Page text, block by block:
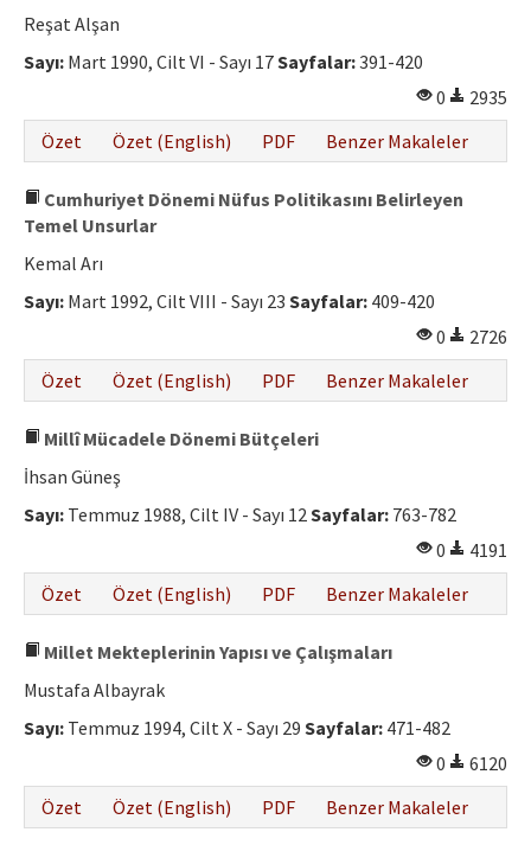
Reşat Alşan
Sayı: Mart 1990, Cilt VI - Sayı 17Sayfalar:391-420
0
2935
Özet
Özet (English) PDF Benzer Makaleler
Cumhuriyet Dönemi Nüfus Politikasını Belirleyen
Temel Unsurlar
Kemal Arı
Sayı: Mart 1992, Cilt VIII - Sayı 23 Sayfalar: 409-420
0
2726
Özet
Özet (English) PDF Benzer Makaleler
Millî Mücadele Dönemi Bütçeleri
İhsan Güneş
Sayı: Temmuz 1988, Cilt IV - Sayı 12Sayfalar: 763-782
0
4191
Özet
Özet (English) PDF Benzer Makaleler
Millet Mekteplerinin Yapısı ve Çalışmaları
Mustafa Albayrak
Sayı: Temmuz 1994, Cilt X - Sayı 29 Sayfalar: 471-482
0
6120
Özet
Özet (English) PDF Benzer Makaleler